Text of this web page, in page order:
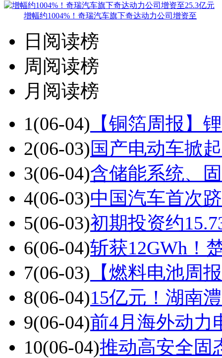
增幅约1004%！奇瑞汽车旗下奇达动力公司增资至
日阅读榜
周阅读榜
月阅读榜
1(06-04) 【铜箔周报】
2(06-03) 国产电动车掀
3(06-04)含储能系统、
4(06-03)中国汽车首次
5(06-03)初期投资约
6(06-04)斩获12GWh！
7(06-03) 【燃料电池周
8(06-04)15亿元！湖南
9(06-04)前4月海外动力
10(06-04)推动高安全固